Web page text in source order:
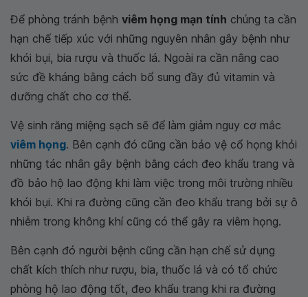
Để phòng tránh bệnh viêm họng mạn tính chúng ta cần
hạn chế tiếp xúc với những nguyên nhân gây bệnh như
khói bụi, bia rượu và thuốc lá. Ngoài ra cần nâng cao
sức đề kháng bằng cách bổ sung đầy đủ vitamin và
dưỡng chất cho cơ thể.
Vệ sinh răng miệng sạch sẽ để làm giảm nguy cơ mắc
viêm họng. Bên cạnh đó cũng cần bảo vệ cổ họng khỏi
những tác nhân gây bệnh bằng cách đeo khẩu trang và
đồ bảo hộ lao động khi làm việc trong môi trường nhiều
khói bụi. Khi ra đường cũng cần đeo khẩu trang bởi sự ô
nhiễm trong không khí cũng có thể gây ra viêm họng.
Bên cạnh đó người bệnh cũng cần hạn chế sử dụng
chất kích thích như rượu, bia, thuốc lá và có tổ chức
phòng hộ lao động tốt, đeo khẩu trang khi ra đường